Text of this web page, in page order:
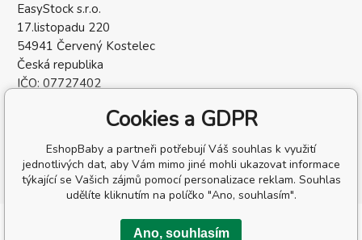
EasyStock s.r.o.
17.listopadu 220
54941 Červený Kostelec
Česká republika
IČO: 07727402
Copyright © 2026 EasyStock s.r.o.
Cookies a GDPR
EshopBaby a partneři potřebují Váš souhlas k využití
jednotlivých dat, aby Vám mimo jiné mohli ukazovat informace
týkající se Vašich zájmů pomocí personalizace reklam. Souhlas
udělíte kliknutím na políčko "Ano, souhlasím".
Ano, souhlasím